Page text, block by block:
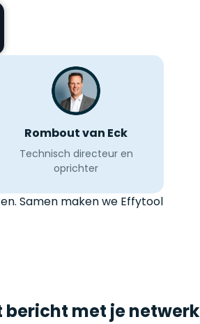
Rombout van Eck
Technisch directeur en
oprichter
Samen maken we Effytool
bericht met je netwerk